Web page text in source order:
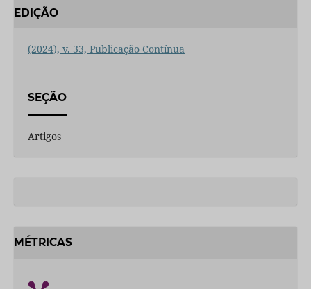
EDIÇÃO
(2024), v. 33, Publicação Contínua
SEÇÃO
Artigos
MÉTRICAS